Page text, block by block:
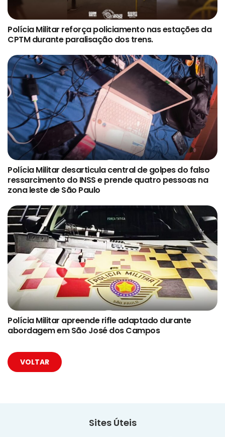
Polícia Militar reforça policiamento nas estações da
CPTM durante paralisação dos trens.
Polícia Militar desarticula central de golpes do falso
ressarcimento do INSS e prende quatro pessoas na
zona leste de São Paulo
Polícia Militar apreende rifle adaptado durante
abordagem em São José dos Campos
VOLTAR
Sites Úteis